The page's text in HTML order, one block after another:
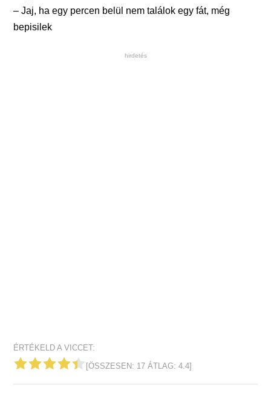
– Jaj, ha egy percen belül nem találok egy fát, még
bepisilek
hirdetés
ÉRTÉKELD A VICCET:
[ÖSSZESEN: 17 ÁTLAG:4.4]